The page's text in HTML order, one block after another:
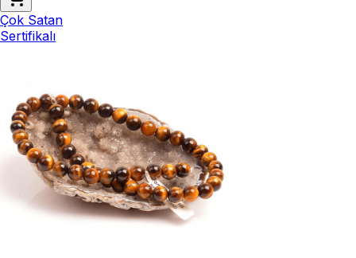
Çok Satan
Sertifikalı